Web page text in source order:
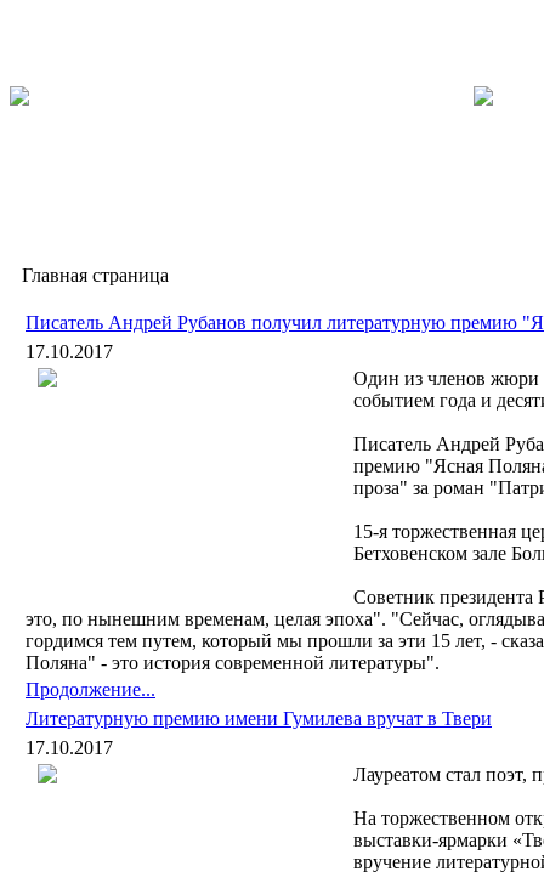
Главная страница
Писатель Андрей Рубанов получил литературную премию
17.10.2017
Один из членов жюри
событием года и
Писатель Андрей
премию "Ясная
проза" за роман
15-я торжественная
Бетховенском зале
Советник
это, по нынешним временам, целая эпоха". "Сейчас,
гордимся тем путем, который мы прошли за эти 15 лет, -
Поляна" - это история современной литературы".
Продолжение...
Литературную премию имени Гумилева вручат в Твери
17.10.2017
Лауреатом стал поэт,
На торжественном
выставки-ярмарки
вручение